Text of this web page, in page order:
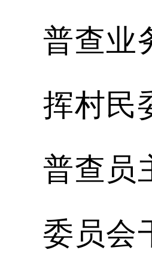
普查业
挥村民
普查员
委员会